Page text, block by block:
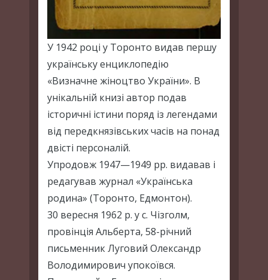
У 1942 році у Торонто видав першу
українську енциклопедію
«Визначне жіноцтво України». В
унікальній книзі автор подав
історичні істини поряд із легендами
від передкнязівських часів на понад
двісті персоналій.
Упродовж 1947—1949 рр. видавав і
редагував журнал «Українська
родина» (Торонто, Едмонтон).
30 вересня 1962 р. у с. Чізголм,
провінція Альберта, 58-річний
письменник Луговий Олександр
Володимирович упокоївся.